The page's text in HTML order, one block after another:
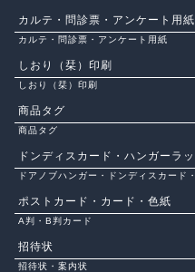
カルテ・問診票・アンケート用紙
カルテ・問診票・アンケート用紙
しおり（栞）印刷
しおり（栞）印刷
商品タグ
商品タグ
ドンディスカード・ハンガーラ
ドアノブハンガー・ドンディスカード
ポストカード・カード・色紙
A判・B判カード
招待状
招待状・案内状